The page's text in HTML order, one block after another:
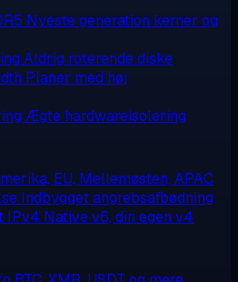
Nyeste generation kerner og
Aldrig roterende diske
Planer med høj
Ægte hardwareisolering
EU, Mellemøsten, APAC
Indbygget angrebsafbødning
IPv4 Native v6, din egen v4